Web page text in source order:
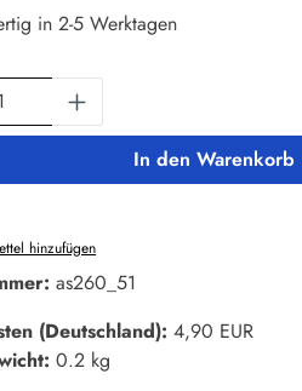
in 2-5 Werktagen
Anzahl: Gib den
In den Warenkorb
hinzufügen
as260_51
(Deutschland): 4,90 EUR
0.2 kg